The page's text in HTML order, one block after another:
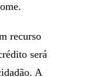
recurso
será
A